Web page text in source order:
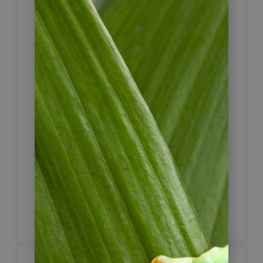
Kaffeezone. Ihr Ziel ist Manizales,
eine lebendige Universitätsstadt und
eines der Zentren der
Kaffeeproduktion. Sie übernachten
auf einer Kaffeefinca in der
Umgebung, eingebettet in grüne
Hügel und Plantagen.
Fahrzeit: 150 km / ca. 5 Stunden
2 x Hacienda Venecia,
Standardzimmer
Inklusive Frühstück